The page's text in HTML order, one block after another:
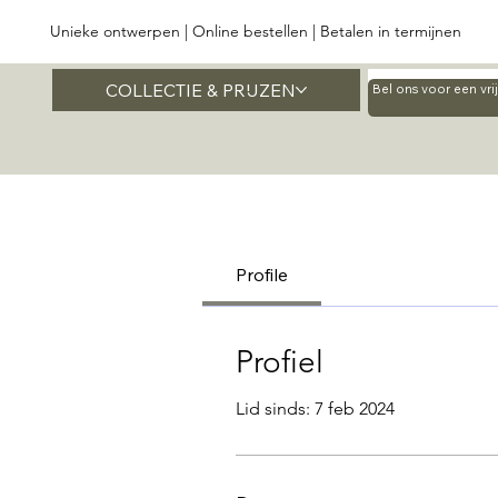
COLLECTIE & PRIJZEN Home
Bel ons voor een
Unieke ontwerpen | Online bestellen | Betalen in termijnen
Profile
Profiel
Lid sinds: 7 feb 2024